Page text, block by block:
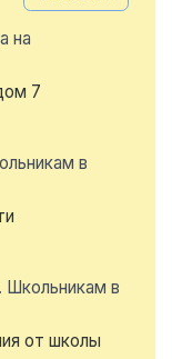
на
7
в
в
от школы